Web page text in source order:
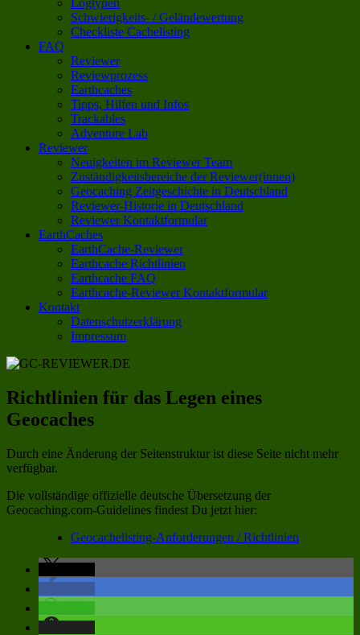
Logtypen
Schwierigkeits- / Geländewertung
Checkliste Cachelisting
FAQ
Reviewer
Reviewprozess
Earthcaches
Tipps, Hilfen und Infos
Trackables
Adventure Lab
Reviewer
Neuigkeiten im Reviewer Team
Zuständigkeitsbereiche der Reviewer(innen)
Geocaching Zeitgeschichte in Deutschland
Reviewer-Historie in Deutschland
Reviewer Kontaktformular
EarthCaches
EarthCache-Reviewer
Earthcache Richtlinien
Earthcache FAQ
Earthcache-Reviewer Kontaktformular
Kontakt
Datenschutzerklärung
Impressum
Richtlinien für das Legen eines
Geocaches
Durch eine Änderung der Seitenstruktur ist diese Seite nicht mehr
verfügbar.
Die vollständige offizielle deutsche Übersetzung der
Geocaching.com-Guidelines findest Du jetzt hier:
Geocachelisting-Anforderungen / Richtlinien